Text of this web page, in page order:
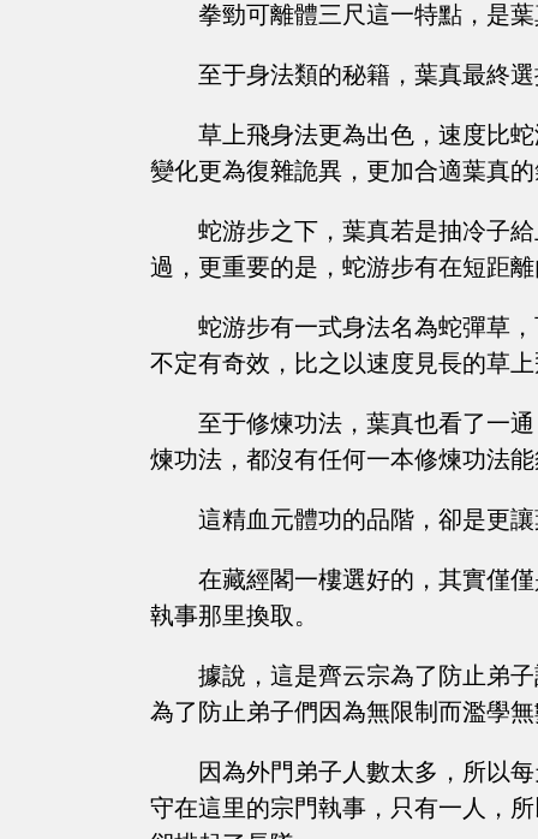
拳勁可離體三尺這一特點，是
至于身法類的秘籍，葉真最終
草上飛身法更為出色，速度比
變化更為復雜詭異，更加合適葉真
蛇游步之下，葉真若是抽冷子
過，更重要的是，蛇游步有在短距
蛇游步有一式身法名為蛇彈草
不定有奇效，比之以速度見長的草
至于修煉功法，葉真也看了一
煉功法，都沒有任何一本修煉功法
這精血元體功的品階，卻是更
在藏經閣一樓選好的，其實僅
執事那里換取。
據說，這是齊云宗為了防止弟
為了防止弟子們因為無限制而濫學
因為外門弟子人數太多，所以
守在這里的宗門執事，只有一人，